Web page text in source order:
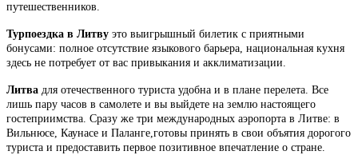
путешественников.
Турпоездка в Литву это выигрышный билетик с приятными
бонусами: полное отсутствие языкового барьера, национальная кухня
здесь не потребует от вас привыкания и акклиматизации.
Литва для отечественного туриста удобна и в плане перелета. Все
лишь пару часов в самолете и вы выйдете на землю настоящего
гостеприимства. Сразу же три международных аэропорта в Литве: в
Вильнюсе, Каунасе и Паланге,готовы принять в свои объятия дорогого
туриста и предоставить первое позитивное впечатление о стране.